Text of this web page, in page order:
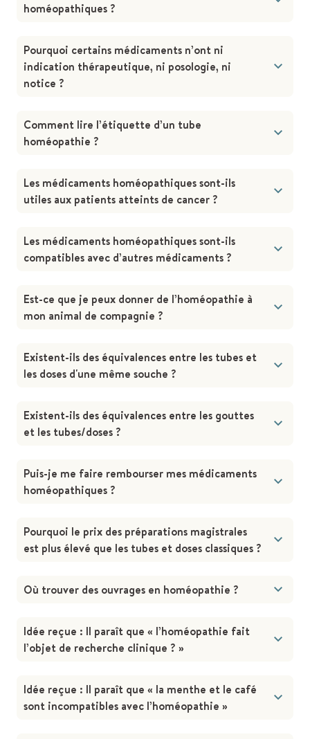
homéopathiques ?
Pourquoi certains médicaments n’ont ni
indication thérapeutique, ni posologie, ni
notice ?
Comment lire l’étiquette d’un tube
homéopathie ?
Les médicaments homéopathiques sont-ils
utiles aux patients atteints de cancer ?
Les médicaments homéopathiques sont-ils
compatibles avec d’autres médicaments ?
Est-ce que je peux donner de l’homéopathie à
mon animal de compagnie ?
Existent-ils des équivalences entre les tubes et
les doses d'une même souche ?
Existent-ils des équivalences entre les gouttes
et les tubes/doses ?
Puis-je me faire rembourser mes médicaments
homéopathiques ?
Pourquoi le prix des préparations magistrales
est plus élevé que les tubes et doses classiques ?
Où trouver des ouvrages en homéopathie ?
Idée reçue : Il paraît que « l’homéopathie fait
l’objet de recherche clinique ? »
Idée reçue : Il paraît que « la menthe et le café
sont incompatibles avec l’homéopathie »